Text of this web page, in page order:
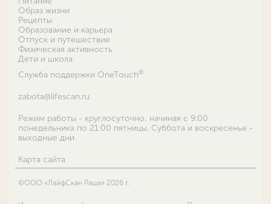
Образ жизни
Рецепты
Образование и карьера
Отпуск и путешествие
Физическая активность
Дети и школа
Служба поддержки OneTouch®
zabota@lifescan.ru
Режим работы - круглосуточно, начиная с 9:00
понедельника по 21:00 пятницы. Суббота и воскресенье -
выходные дни.
Карта сайта
©ООО «ЛайфСкан Раша» 2026 г.